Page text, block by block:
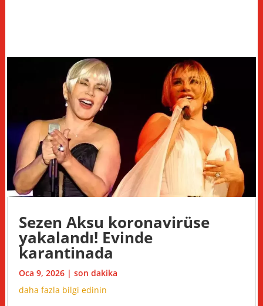
Sezen Aksu koronavirüse
yakalandı! Evinde
karantinada
Oca 9, 2026 | son dakika
daha fazla bilgi edinin